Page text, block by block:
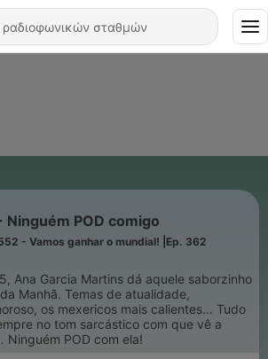
Ninguém POD comigo
- Vamos ganhar o mundial! |Ep. 362
Ana Garcia Martins dá aquele saborzinho
Manhã. Temas de atualidade,
os mexericos mais calientes… Tudo
no tom sarcástico com que vê a
Ninguém POD com ela!